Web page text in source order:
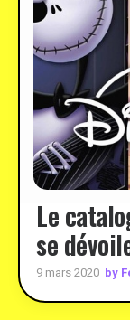
Le
se
9 mars 2020 by